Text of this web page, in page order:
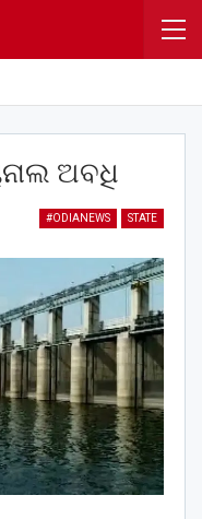
ଅବଧି
#ODIANEWS STATE